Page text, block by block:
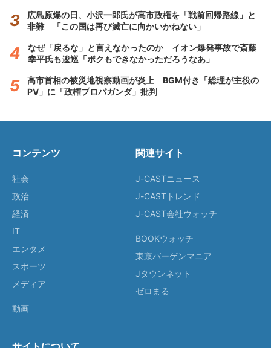
広島原爆の日、小沢一郎氏が高市政権を「戦前回帰路線」と
非難 「この国は再び滅亡に向かいかねない」
なぜ「戻るな」と言えなかったのか イオン爆発事故で斎藤
幸平氏も逡巡「ボクもできなかっただろうなあ」
高市首相の被災地視察動画が炎上 BGM付き「総理が主役の
PV」に「政権プロパガンダ」批判
コンテンツ
社会
政治
経済
IT
エンタメ
スポーツ
メディア
動画
関連サイト
J-CASTニュース
J-CASTトレンド
J-CAST会社ウォッチ
BOOKウォッチ
東京バーゲンマニア
Jタウンネット
ゼロまる